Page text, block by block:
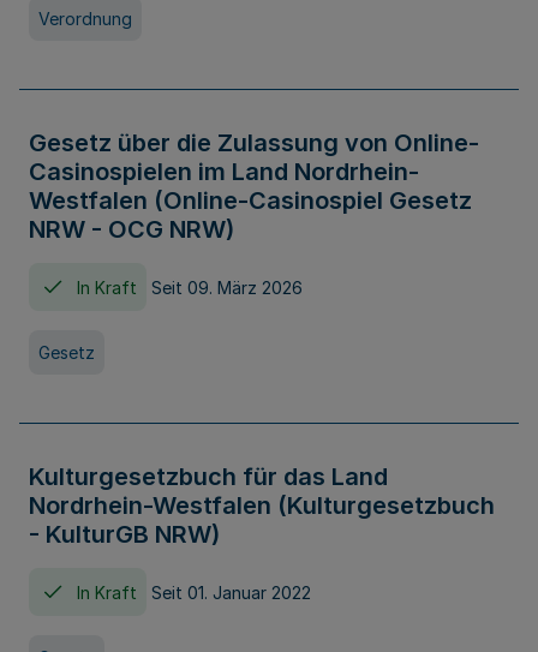
Verordnung
Gesetz über die Zulassung von Online-
Casinospielen im Land Nordrhein-
Westfalen (Online-Casinospiel Gesetz
NRW - OCG NRW)
In Kraft Seit 09. März 2026
Gesetz
Kulturgesetzbuch für das Land
Nordrhein-Westfalen (Kulturgesetzbuch
- KulturGB NRW)
In Kraft Seit 01. Januar 2022